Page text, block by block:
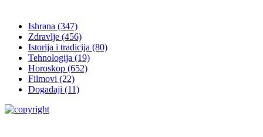
Ishrana (347)
Zdravlje (456)
Istorija i tradicija (80)
Tehnologija (19)
Horoskop (652)
Filmovi (22)
Događaji (11)